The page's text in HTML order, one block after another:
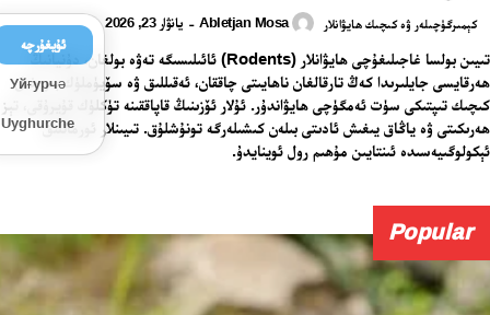
كېمىرگۈچىلەر ۋە كىچىك ھايۋانلار Abletjan Mosa
- يانۋار 23, 2026
تىيىن بولسا غاجىلىغۇچى ھايۋانلار (Rodents) ئائىلىسىگە تەۋە بولغان، دۇنيانىڭ
ھەرقايسى جايلىرىدا كەڭ تارقالغان ناھايىتى چاققان، ئەقىللىق ۋە سۆيۈملۈك بىر خىل
كىچىك تىپتىكى سۈت ئەمگۈچى ھايۋاندۇر. ئۇلار ئۆزىنىڭ قاپاققىنە تۈكلۈك قۇيرۇقى، تېز
ھەرىكىتى ۋە ياڭاق يىغىش ئادىتى بىلەن كىشىلەرگە تونۇشلۇق. تىيىنلار ئورمانلىق
ئېكولوگىيەسىدە ئىنتايىن مۇھىم رول ئوينايدۇ.
Popular
ئۇيغۇرچە
Уйғурчә
Uyghurche